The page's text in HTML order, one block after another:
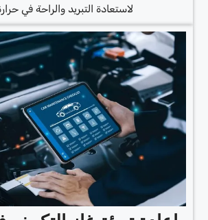
لاستعادة التبريد والراحة في